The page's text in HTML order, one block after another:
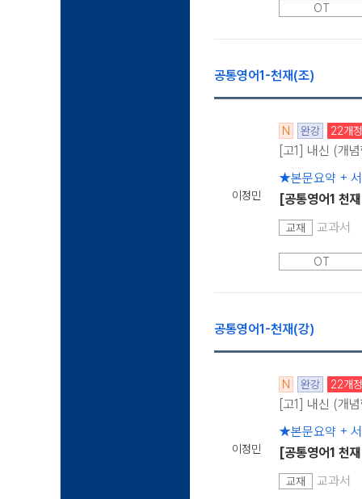
OT
공통영어1-천재(조)
이정민
N 완강 22개정
[고1] 내신 (개
★본문요약 +
[공통영어1 천
교재 교과서
OT
공통영어1-천재(강)
이정민
N 완강 22개정
[고1] 내신 (개
★본문요약 +
[공통영어1 천
교재 교과서